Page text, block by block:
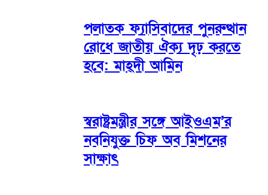
পলাতক ফ্যাসিবাদের পুনরুত্থান
রোধে জাতীয় ঐক্য দৃঢ় করতে
হবে: মাহ্দী আমিন
স্বরাষ্ট্রমন্ত্রীর সঙ্গে আইওএম’র
নবনিযুক্ত চিফ অব মিশনের
সাক্ষাৎ